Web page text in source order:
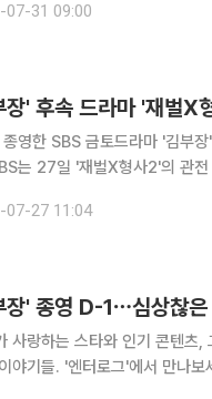
. 하나는 기자 맹준호의 도움으
07-31 09:00
장' 후속 드라마 '재벌
영한 SBS 금토드라마 '김부
라(정은채)가 공조를 펼치는
07-27 11:04
장' 종영 D-1⋯심상찮
사랑하는 스타와 인기 콘텐츠
. '엔터로그'에서 만나보세요. SBS 금토드라마 '김부장'이 종영까지 단